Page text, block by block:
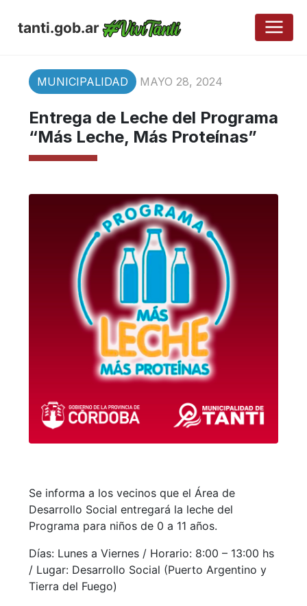
tanti.gob.ar
MUNICIPALIDAD MAYO 28, 2024
Entrega de Leche del Programa
“Más Leche, Más Proteínas”
Se informa a los vecinos que el Área de
Desarrollo Social entregará la leche del
Programa para niños de 0 a 11 años.
Días: Lunes a Viernes / Horario: 8:00 – 13:00 hs
/ Lugar: Desarrollo Social (Puerto Argentino y
Tierra del Fuego)